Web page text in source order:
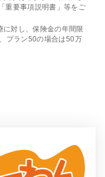
重要事項説明書」等をご
対し、保険金の年間限
プラン50の場合は50万